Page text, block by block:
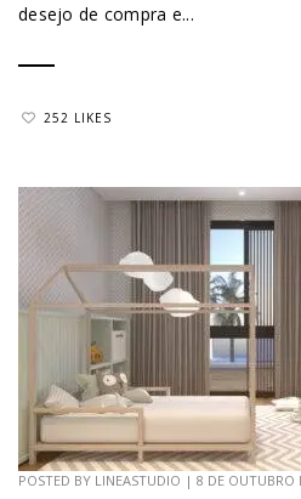
desejo de compra e...
252 LIKES
POSTED BY LINEASTUDIO | 8 DE OUTUBRO